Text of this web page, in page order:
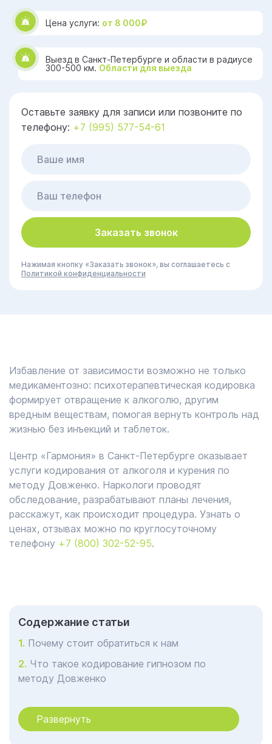
Цена услуги: от 8 000₽
Выезд в Санкт-Петербурге и области в радиусе
300-500 км. Области для выезда
Оставьте заявку для записи или позвоните по
телефону: +7 (995) 577-54-61
Заказать звонок
Нажимая кнопку «Заказать звонок», вы соглашаетесь с
Политикой конфиденциальности
Избавление от зависимости возможно не только
медикаментозно: психотерапевтическая кодировка
формирует отвращение к алкоголю, другим
вредным веществам, помогая вернуть контроль над
жизнью без инъекций и таблеток.
Центр «Гармония» в Санкт-Петербурге оказывает
услуги кодирования от алкоголя и курения по
методу Довженко. Наркологи проводят
обследование, разрабатывают планы лечения,
расскажут, как происходит процедура. Узнать о
ценах, отзывах можно по круглосуточному
телефону +7 (800) 302-52-95.
Cодержание статьи
Почему стоит обратиться к нам
Что такое кодирование гипнозом по
методу Довженко
Как проходит процедура кодирования по
методу Довженко в Санкт-Петербурге
Развернуть